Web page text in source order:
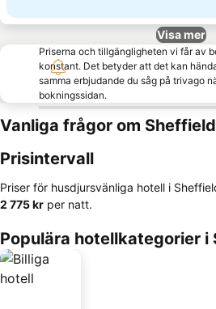
Visa mer
Priserna och tillgängligheten vi får av
konstant. Det betyder att det kan
samma erbjudande du såg på trivago
bokningssidan.
Vanliga frågor om Sheffield
Prisintervall
Priser för husdjursvänliga hotell i
‎2 775 kr per natt.
Populära hotellkategorier i